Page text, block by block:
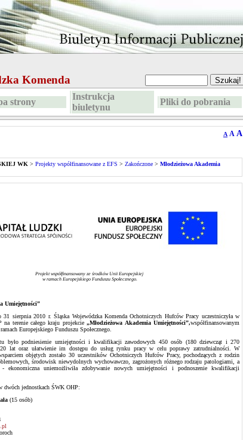
Komenda
strony
Instrukcja
biuletynu
Pliki do pobrania
A A A
WK > Projekty współfinansowane z EFS > Zakończone > Młodzieżowa Akademia
Projekt współfinansowany ze środków Unii Europejskiej
w ramach Europejskiego Funduszu Społecznego.
Umiejętności”
sierpnia 2010 r. Śląska Wojewódzka Komenda Ochotniczych Hufców Pracy uczestniczyła w
na terenie całego kraju projekcie„Młodzieżowa Akademia Umiejętności”,współfinansowanym
Europejskiego Funduszu Społecznego.
było podniesienie umiejętności i kwalifikacji zawodowych 450 osób (180 dziewcząt i 270
lat oraz ułatwienie im dostępu do usług rynku pracy w celu poprawy zatrudnialności. W
objętych zostało 30 uczestników Ochotniczych Hufców Pracy, pochodzących z rodzin
środowisk niewydolnych wychowawczo, zagrożonych różnego rodzaju patologiami, a
- ekonomiczna uniemożliwiła zdobywanie nowych umiejętności i podnoszenie kwalifikacji
dwóch jednostkach ŚWK OHP:
(15 osób)